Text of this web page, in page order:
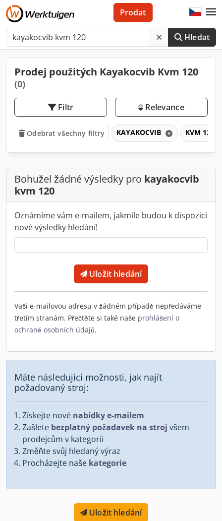
Hledat
Prodat
Prodej použitých Kayakocvib Kvm 120
(0)
Filtr Relevance
Odebrat všechny filtry KAYAKOCVIB KVM 120
Bohužel žádné výsledky pro kayakocvib
kvm 120
Oznámíme vám e-mailem, jakmile budou k dispozici
nové výsledky hledání!
Uložit hledání
Vaši e-mailovou adresu v žádném případě nepředáváme
třetím stranám. Přečtěte si také naše prohlášení o
ochraně osobních údajů.
Máte následující možnosti, jak najít
požadovaný stroj:
Získejte nové nabídky e-mailem
Zašlete bezplatný požadavek na stroj všem
prodejcům v kategorii
Změňte svůj hledaný výraz
Procházejte naše kategorie
Uložit hledání